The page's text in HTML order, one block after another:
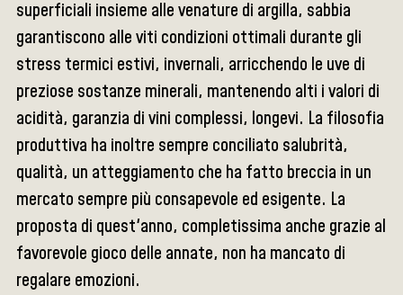
superficiali insieme alle venature di argilla, sabbia
garantiscono alle viti condizioni ottimali durante gli
stress termici estivi, invernali, arricchendo le uve di
preziose sostanze minerali, mantenendo alti i valori di
acidità, garanzia di vini complessi, longevi. La filosofia
produttiva ha inoltre sempre conciliato salubrità,
qualità, un atteggiamento che ha fatto breccia in un
mercato sempre più consapevole ed esigente. La
proposta di quest'anno, completissima anche grazie al
favorevole gioco delle annate, non ha mancato di
regalare emozioni.